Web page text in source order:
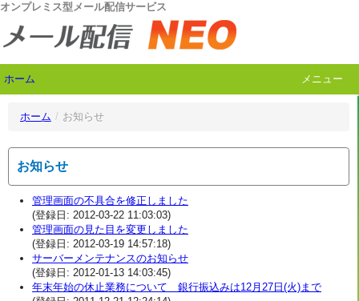
オンプレミス型メール配信サービス
ホーム メニュー
ホーム / お知らせ
お知らせ
管理画面の不具合を修正しました
(登録日: 2012-03-22 11:03:03)
管理画面の見た目を変更しました
(登録日: 2012-03-19 14:57:18)
サーバーメンテナンスのお知らせ
(登録日: 2012-01-13 14:03:45)
年末年始の休止業務について 銀行振込みは12月27日(火)まで